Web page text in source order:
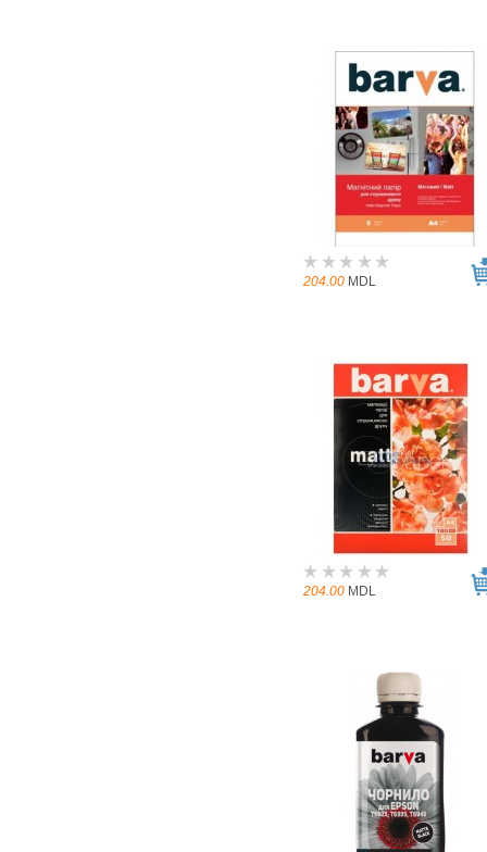
204.00 MDL
204.00 MDL